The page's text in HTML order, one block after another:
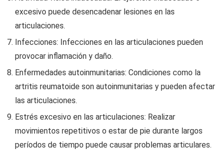
excesivo puede desencadenar lesiones en las
articulaciones.
Infecciones: Infecciones en las articulaciones pueden
provocar inflamación y daño.
Enfermedades autoinmunitarias: Condiciones como la
artritis reumatoide son autoinmunitarias y pueden afectar
las articulaciones.
Estrés excesivo en las articulaciones: Realizar
movimientos repetitivos o estar de pie durante largos
períodos de tiempo puede causar problemas articulares.